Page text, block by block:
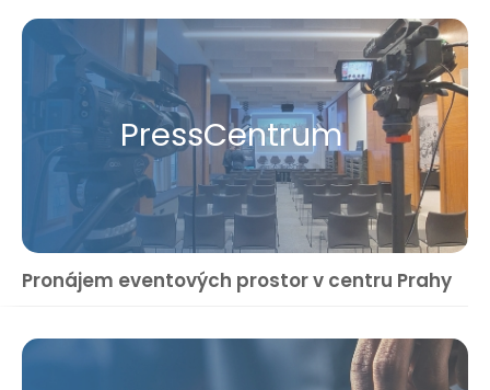
Press​Centrum
Pronájem eventových prostor v centru Prahy